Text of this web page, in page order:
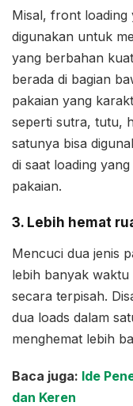
Misal, front
digunakan untuk
yang berbahan
berada di bagian
pakaian yang
seperti sutra, tutu,
satunya bisa
di saat loading
pakaian.
3. Lebih hemat
Mencuci dua jenis
lebih banyak waktu
secara terpisah.
dua loads dalam
menghemat lebih
Baca juga: Ide
dan Keren